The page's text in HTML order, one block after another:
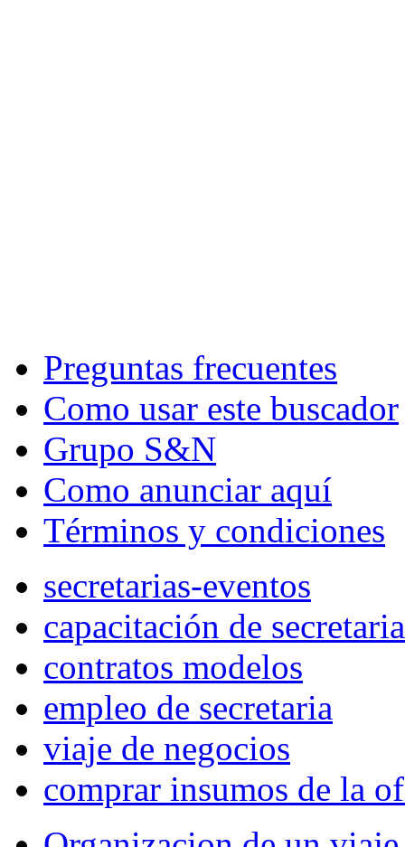
Preguntas frecuentes
Como usar este buscador
Grupo S&N
Como anunciar aquí
Términos y condiciones
secretarias-eventos
capacitación de
contratos modelos
empleo de secretaria
viaje de negocios
comprar insumos de la